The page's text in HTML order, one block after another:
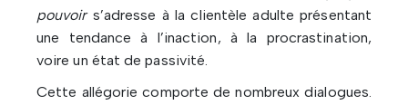
pouvoirs’adresse à la clientèle adulte présentant
une tendance à l’inaction, à la procrastination,
voire un état de passivité.
Cette allégorie comporte de nombreux dialogues.